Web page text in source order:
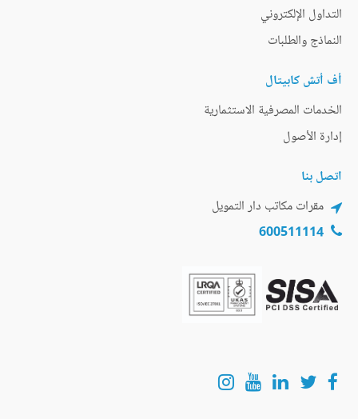
التداول الإلكتروني
النماذج والطلبات
أف أتش كابيتال
الخدمات المصرفية الاستثمارية
إدارة الأصول
اتصل بنا
مقرات مكاتب دار التمويل
600511114